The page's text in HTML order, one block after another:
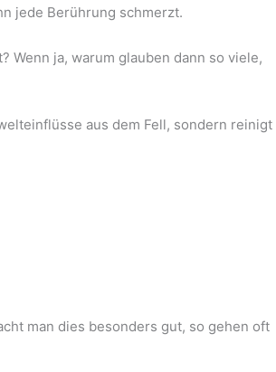
jede Berührung schmerzt.
Wenn ja, warum glauben dann so viele,
aus dem Fell, sondern reinigt
man dies besonders gut, so gehen oft